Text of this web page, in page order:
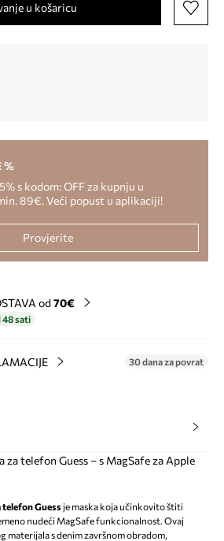
u košaricu
%
s kodom: OFF za kupnju u
89€. Veći popust u aplikaciji!
Provjerite
od 70€
48 sati
30 dana za povrat
za telefon Guess – s MagSafe za Apple
telefon Guess je maska koja učinkovito štiti
nudeći MagSafe funkcionalnost. Ovaj
materijala s denim završnom obradom,